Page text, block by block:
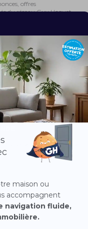
offres
du réseau Guy Hoquet.
de limitation, à la
de retirer votre
des directives quant
que du droit d'introduire
savoir plus sur la
les traitements que
de vos droits, vous
L’IMMOBILIER
commerciaux afin qu’ils
Politique de confidentialité
et ses franchisés sont
sur la base de votre
en cochant la case à
actualités, annonces et
L’IMMOBILIER. Si vous
par un astérisque,